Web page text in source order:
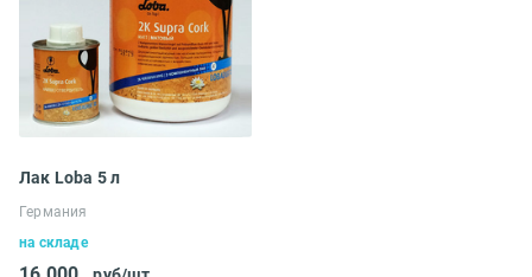
Лак Loba 5 л
Германия
на складе